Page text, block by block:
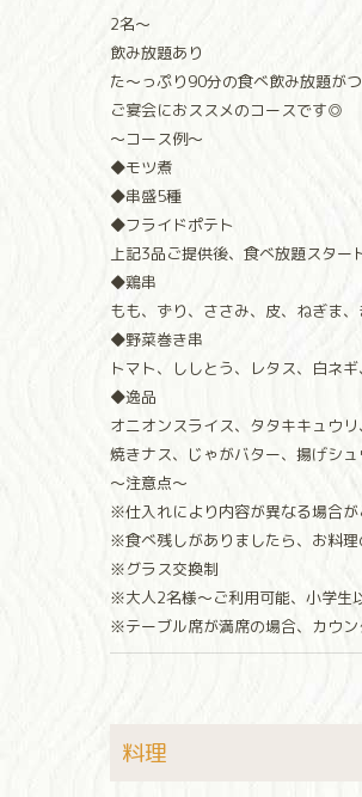
2名〜
飲み放題あり
た〜っぷり90分の食べ飲み放題が
ご宴会におススメのコースです◎
〜コース例〜
◆モツ煮
◆串盛5種
◆フライドポテト
上記3品ご提供後、食べ放題スター
◆鶏串
もも、ずり、ささみ、皮、ねぎま
◆野菜巻き串
トマト、ししとう、レタス、白ネ
◆逸品
オニオンスライス、タタキキュウ
焼きナス、じゃがバター、揚げシ
〜注意点〜
※仕入れにより内容が異なる場合が
※食べ残しがありましたら、お料理
※グラス交換制
※大人2名様〜ご利用可能、小学生
※テーブル席が満席の場合、カウン
料理